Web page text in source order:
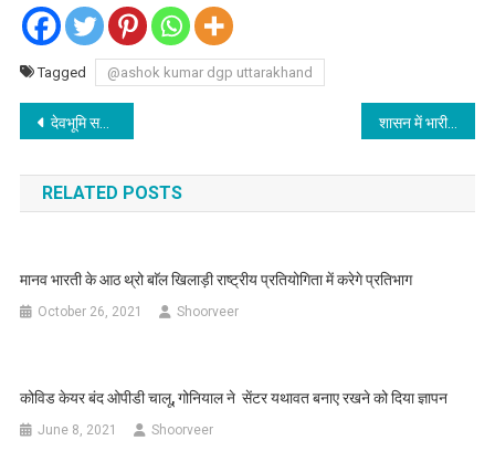
Tagged @ashok kumar dgp uttarakhand
Post
navigation
देवभूमि सफाई कर्मचारी संघ का 22 जुलाई से कार्य बहिष्कार शासन में भारी फेरबदल, कई सचिवों के महकमे बदले, मनीषा पंवार को अपर मुख्य सचिव वित का दायित्व, सुंदरम से हटा माध्यामिक और बेसिक राधिका झा को सौंपा, रणवीर सिंह चैहान वीसी एमडीडीए से अवमुुकत कर आयुक्त आबकारी सौंपा, बृजेश कुमार संत होंगे वीसी एम डी डी ए
RELATED POSTS
मानव भारती के आठ थ्रो बाॅल खिलाड़ी राष्ट्रीय प्रतियोगिता में करेगे प्रतिभाग
October 26, 2021 Shoorveer
कोविड केयर बंद ओपीडी चालू, गोनियाल ने सेंटर यथावत बनाए रखने को दिया ज्ञापन
June 8, 2021 Shoorveer